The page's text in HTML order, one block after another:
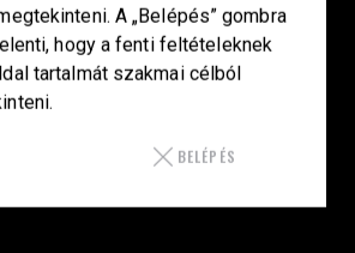
A „Belépés” gombra
hogy a fenti feltételeknek
tartalmát szakmai célból
BELÉPÉS